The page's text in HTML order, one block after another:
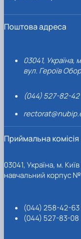
Поштова адреса
03041, Україна,
вул. Героїв
(044) 527-82-42
Приймальна комісія
03041, Україна, м.
навчальний корпус №
(044) 258-42-63
(044) 527-83-08